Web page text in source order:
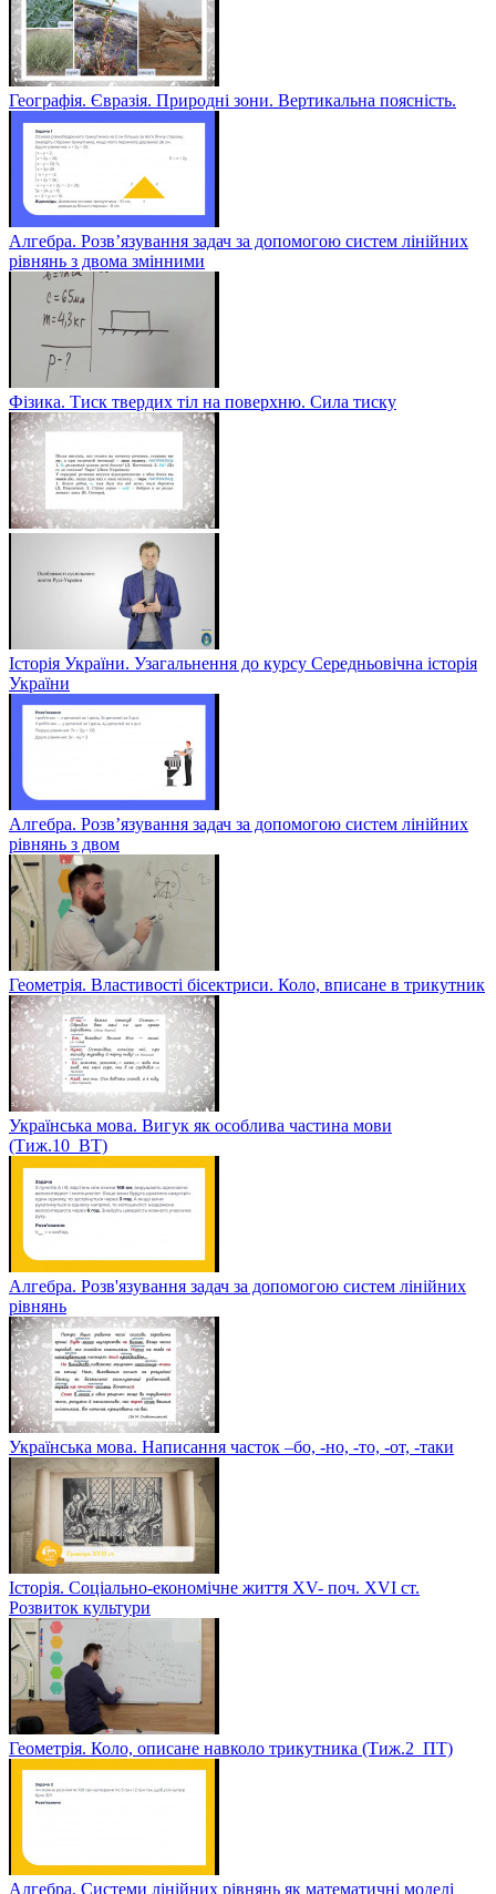
Географія. Євразія. Природні зони. Вертикальна поясність.
Алгебра. Розв’язування задач за допомогою систем лінійних
рівнянь з двома змінними
Фізика. Тиск твердих тіл на поверхню. Сила тиску
Історія України. Узагальнення до курсу Середньовічна історія
України
Алгебра. Розв’язування задач за допомогою систем лінійних
рівнянь з двом
Геометрія. Властивості бісектриси. Коло, вписане в трикутник
Українська мова. Вигук як особлива частина мови
(Тиж.10_ВТ)
Алгебра. Розв'язування задач за допомогою систем лінійних
рівнянь
Українська мова. Написання часток –бо, -но, -то, -от, -таки
Історія. Соціально-економічне життя XV- поч. XVI ст.
Розвиток культури
Геометрія. Коло, описане навколо трикутника (Тиж.2_ПТ)
Алгебра. Системи лінійних рівнянь як математичні моделі